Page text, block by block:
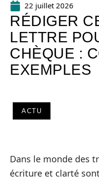
22 juillet 2026
RÉDIGER
LETTRE
CHÈQUE :
EXEMPLES
ACTU
Dans le monde des
écriture et clarté